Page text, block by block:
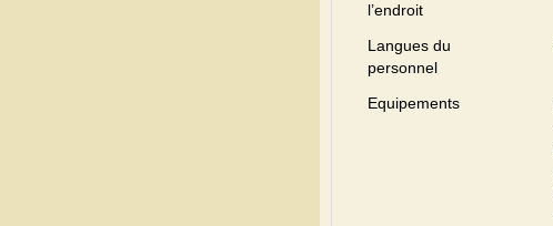
l’endroit
Langues du
personnel
Equipements